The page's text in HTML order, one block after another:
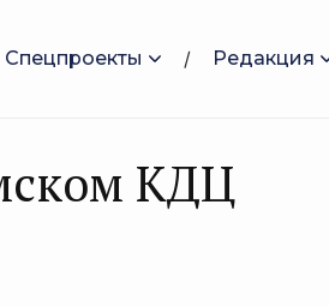
Спецпроекты Редакция
КДЦ